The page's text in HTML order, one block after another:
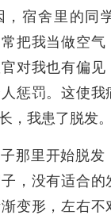
，宿舍里的同
把我当做空气
对我也有偏
惩罚。这使我
，我患了脱发。
那里开始脱发
，没有适合的
变形，左右不